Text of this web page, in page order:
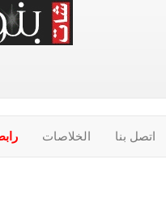
اتصل بنا الخلاصات